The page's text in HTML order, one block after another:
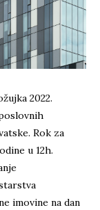
2022.
Rok za
u 12h.
imovine na dan